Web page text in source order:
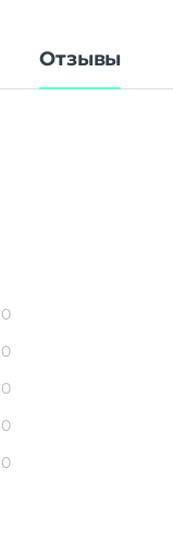
Отзывы
0
0
0
0
0